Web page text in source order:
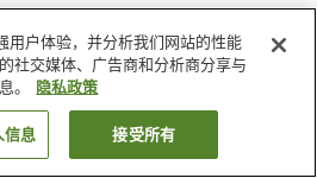
馆 汤之川温泉 渚亭汤之川王子酒店
搜索客房
用户体验，并分析我们网站的性能
社交媒体、广告商和分析商分享与
。
隐私政策
信息 接受所有